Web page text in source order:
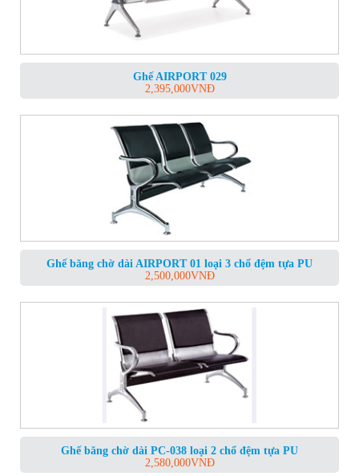
Ghế AIRPORT 029
2,395,000VNĐ
Ghế băng chờ dài AIRPORT 01 loại 3 chổ đệm tựa PU
2,500,000VNĐ
Ghế băng chờ dài PC-038 loại 2 chổ đệm tựa PU
2,580,000VNĐ